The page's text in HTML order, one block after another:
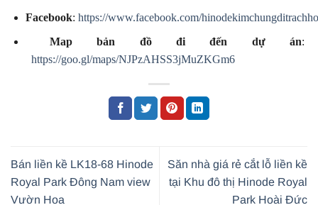
Facebook: https://www.facebook.com/
Map bản đồ đi đến dự án:
https://goo.gl/maps/NJPzAHSS3jMuZKGm6
Bán liền kề LK18-68 Hinode
Royal Park Đông Nam view
Vườn Hoa
Săn nhà giá rẻ cắt lỗ liền kề
tại Khu đô thị Hinode Royal
Park Hoài Đức